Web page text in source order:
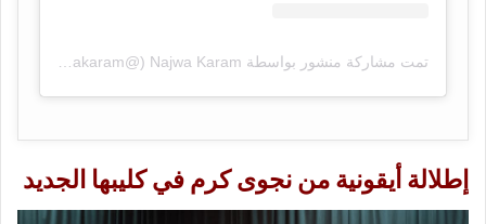
تمت مشاركة منشور بواسطة ‏‎Najwa Karam‎‏ (@‏‎najwakaram‎‏)
إطلالة أيقونية مننجوى كرمفي كليبها الجديد